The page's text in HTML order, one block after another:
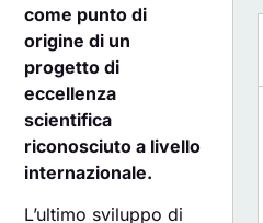
come punto di
origine di un
progetto di
eccellenza
scientifica
riconosciuto a livello
internazionale.
L’ultimo sviluppo di